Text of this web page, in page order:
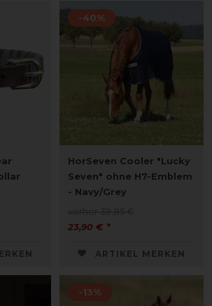
-40%
HorSeven Cooler "Lucky
Seven" ohne H7-Emblem
- Navy/Grey
23,90 € *
ARTIKEL MERKEN
-13%